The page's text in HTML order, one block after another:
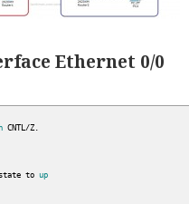
Ethernet 0/0
CNTL /Z.
state toup